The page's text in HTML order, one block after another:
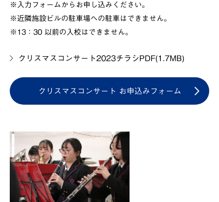
※入力フォームからお申し込みください。
※近隣施設ビルの駐車場への駐車はできません。
※13：30 以前の入校はできません。
クリスマスコンサート2023チラシPDF(1.7MB)
クリスマスコンサート お申込みフォーム